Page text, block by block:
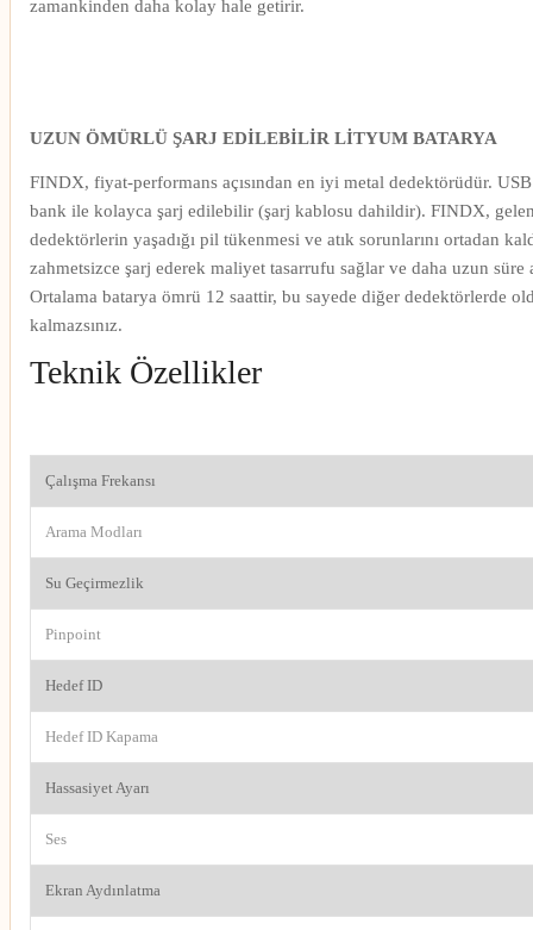
zamankinden daha kolay hale getirir.
UZUN ÖMÜRLÜ ŞARJ EDİLEBİLİR LİTYUM BATARYA
FINDX, fiyat-performans açısından en iyi metal dedektörüdür.
bank ile kolayca şarj edilebilir (şarj kablosu dahildir). FINDX,
dedektörlerin yaşadığı pil tükenmesi ve atık sorunlarını ortadan
zahmetsizce şarj ederek maliyet tasarrufu sağlar ve daha uzun
Ortalama batarya ömrü 12 saattir, bu sayede diğer dedektörlerde
kalmazsınız.
Teknik Özellikler
Çalışma Frekansı
Arama Modları
Su Geçirmezlik
Pinpoint
Hedef ID
Hedef ID Kapama
Hassasiyet Ayarı
Ses
Ekran Aydınlatma